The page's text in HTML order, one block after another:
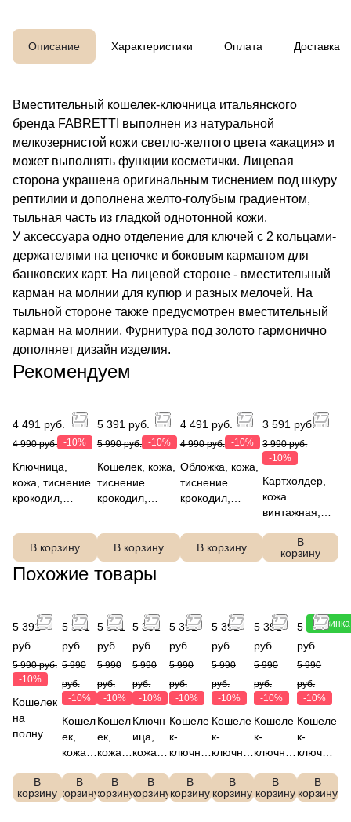
Описание Характеристики Оплата Доставка
Вместительный кошелек-ключница итальянского
бренда FABRETTI выполнен из натуральной
мелкозернистой кожи светло-желтого цвета «акация» и
может выполнять функции косметички. Лицевая
сторона украшена оригинальным тиснением под шкуру
рептилии и дополнена желто-голубым градиентом,
тыльная часть из гладкой однотонной кожи.
У аксессуара одно отделение для ключей с 2 кольцами-
держателями на цепочке и боковым карманом для
банковских карт. На лицевой стороне - вместительный
карман на молнии для купюр и разных мелочей. На
тыльной стороне также предусмотрен вместительный
карман на молнии. Фурнитура под золото гармонично
дополняет дизайн изделия.
Рекомендуем
4 491 руб.
4 990 руб. -10%
Ключница,
кожа, тиснение
крокодил,
Q260601F-7
В корзину
5 391 руб.
5 990 руб. -10%
Кошелек, кожа,
тиснение
крокодил,
Q260015F-7
В корзину
4 491 руб.
4 990 руб. -10%
Обложка, кожа,
тиснение
крокодил,
Q260119F-7
В корзину
3 591 руб.
3 990 руб.
-10%
Картхолдер,
кожа
винтажная,
FABRETTI
Q261701F-7
В
корзину
Похожие товары
5 391
руб.
5 990 руб.
-10%
Кошелек
на
полную
зерниста
я,
В
корзину
5 391
руб.
5 990
руб.
-10%
Кошел
ек,
кожа
тая,
FABRE
В
корзину
5 391
руб.
5 990
руб.
-10%
Кошел
ек,
кожа
тая,
FABRE
В
корзину
5 391
руб.
5 990
руб.
-10%
Ключн
ица,
кожа
тая,
FABRE
В
корзину
5 391
руб.
5 990
руб.
-10%
Кошеле
к-
ключни
кожа
зернист
В
корзину
5 391
руб.
5 990
руб.
-10%
Кошеле
к-
ключни
кожа
зернист
В
корзину
5 391
руб.
5 990
руб.
-10%
Кошеле
к-
ключни
зернист
ая,
В
корзину
Новинка
5 391
руб.
5 990
руб.
-10%
Кошеле
к-
ключни
кожа
зернист
В
корзину